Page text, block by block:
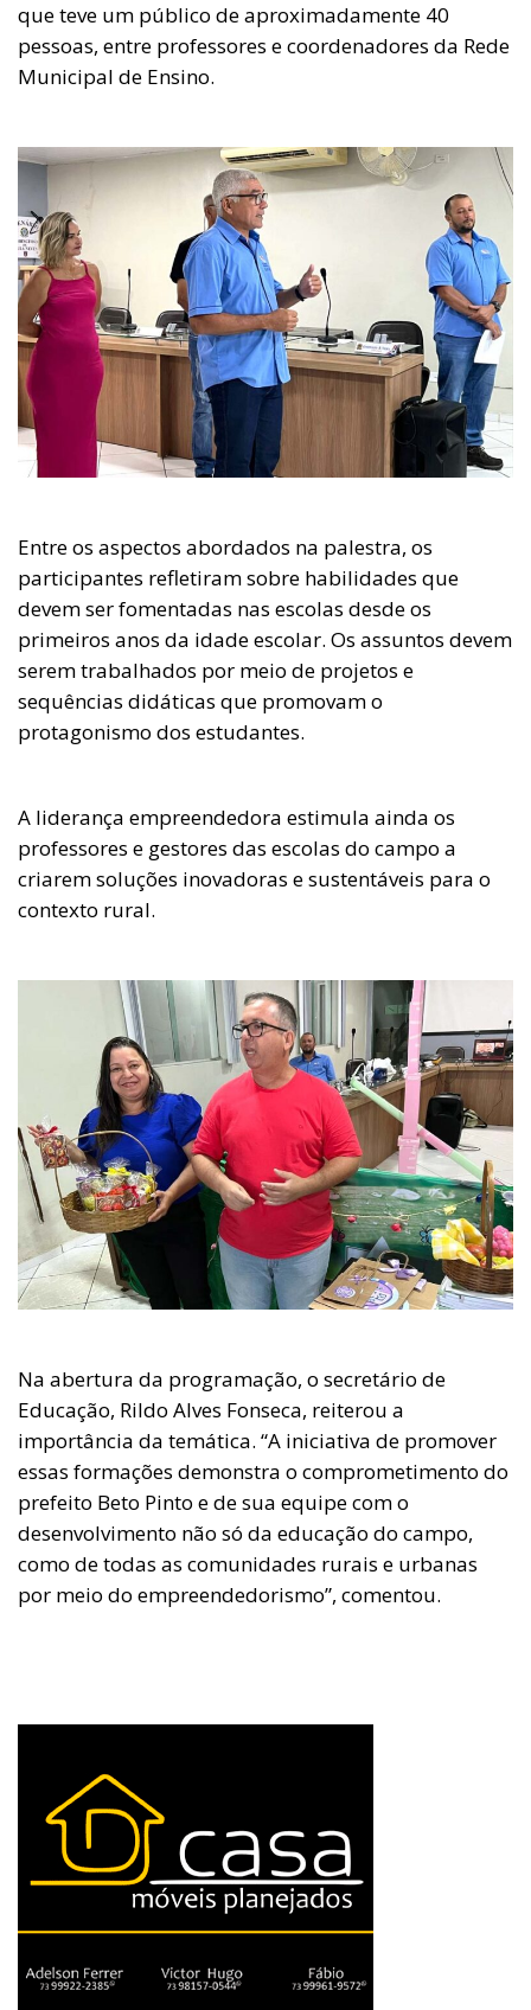
que teve um público de aproximadamente 40
pessoas, entre professores e coordenadores da Rede
Municipal de Ensino.
Entre os aspectos abordados na palestra, os
participantes refletiram sobre habilidades que
devem ser fomentadas nas escolas desde os
primeiros anos da idade escolar. Os assuntos devem
serem trabalhados por meio de projetos e
sequências didáticas que promovam o
protagonismo dos estudantes.
A liderança empreendedora estimula ainda os
professores e gestores das escolas do campo a
criarem soluções inovadoras e sustentáveis para o
contexto rural.
Na abertura da programação, o secretário de
Educação, Rildo Alves Fonseca, reiterou a
importância da temática. “A iniciativa de promover
essas formações demonstra o comprometimento do
prefeito Beto Pinto e de sua equipe com o
desenvolvimento não só da educação do campo,
como de todas as comunidades rurais e urbanas
por meio do empreendedorismo”, comentou.